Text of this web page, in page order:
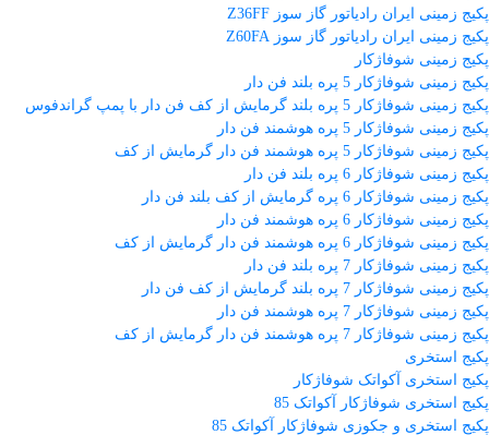
پکیج زمینی ایران رادیاتور گاز سوز Z36FF
پکیج زمینی ایران رادیاتور گاز سوز Z60FA
پکیج زمینی شوفاژکار
پکیج زمینی شوفاژکار 5 پره بلند فن دار
پکیج زمینی شوفاژکار 5 پره بلند گرمایش از کف فن دار با پمپ گراندفوس
پکیج زمینی شوفاژکار 5 پره هوشمند فن دار
پکیج زمینی شوفاژکار 5 پره هوشمند فن دار گرمایش از کف
پکیج زمینی شوفاژکار 6 پره بلند فن دار
پکیج زمینی شوفاژکار 6 پره گرمایش از کف بلند فن دار
پکیج زمینی شوفاژکار 6 پره هوشمند فن دار
پکیج زمینی شوفاژکار 6 پره هوشمند فن دار گرمایش از کف
پکیج زمینی شوفاژکار 7 پره بلند فن دار
پکیج زمینی شوفاژکار 7 پره بلند گرمایش از کف فن دار
پکیج زمینی شوفاژکار 7 پره هوشمند فن دار
پکیج زمینی شوفاژکار 7 پره هوشمند فن دار گرمایش از کف
پکیج استخری
پکیج استخری آکواتک شوفاژکار
پکیج استخری شوفاژکار آکواتک 85
پکیج استخری و جکوزی شوفاژکار آکواتک 85